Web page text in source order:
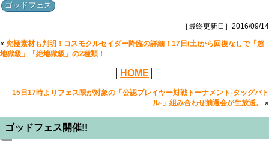
ゴッドフェス
［最終更新日］2016/09/14
« 究極素材も判明！コスモクルセイダー降臨の詳細！17日(土)から回復なしで「超
地獄級」「絶地獄級」の2種類！
HOME
15日17時よりフェス限が対象の「公認プレイヤー対戦トーナメント-タッグバト
ル-」組み合わせ抽選会が生放送。
»
ゴッドフェス開催!!